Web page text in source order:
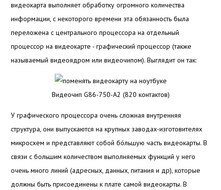
видеокарта выполняет обработку огромного количества
информации, с некоторого времени эта обязанность была
переложена с центрального процессора на отдельный
процессор на видеокарте - графический процессор (также
называемый видеоядром или видеочипом). Выглядит он так:
Видеочип G86-750-A2 (820 контактов)
У графического процессора очень сложная внутренняя
структура, они выпускаются на крупных заводах-изготовителях
микросхем и представляют собой бо́льшую часть видеокарты. В
связи с большим количеством выполняемых функций у него
очень много линий (адресных, данных, питания и др), которые
должны быть присоединены к плате самой видеокарты. В